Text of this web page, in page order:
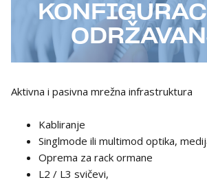
Aktivna i pasivna mrežna infrastruktura
Kabliranje
Singlmode ili multimod optika,
Oprema za rack ormane
L2 / L3 svičevi,